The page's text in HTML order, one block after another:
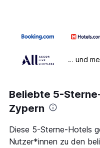
… und
Beliebte 5-
Zypern
Diese 5-Sterne-Hotels
Nutzer*innen zu den